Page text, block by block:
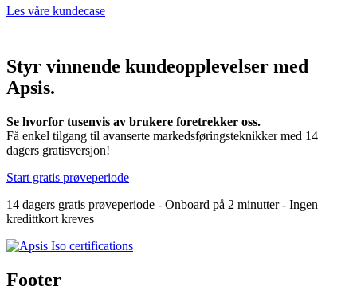
Les våre kundecase
Styr vinnende kundeopplevelser med
Apsis.
Se hvorfor tusenvis av brukere foretrekker oss.
Få enkel tilgang til avanserte markedsføringsteknikker med 14
dagers gratisversjon!
Start gratis prøveperiode
14 dagers gratis prøveperiode - Onboard på 2 minutter - Ingen
kredittkort kreves
Footer